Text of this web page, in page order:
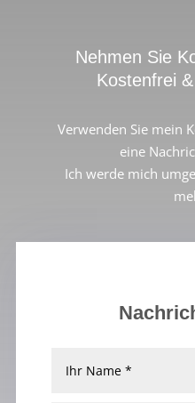
Nehmen Sie
Kostenfrei
Verwenden Sie mein
eine
Ich werde mich